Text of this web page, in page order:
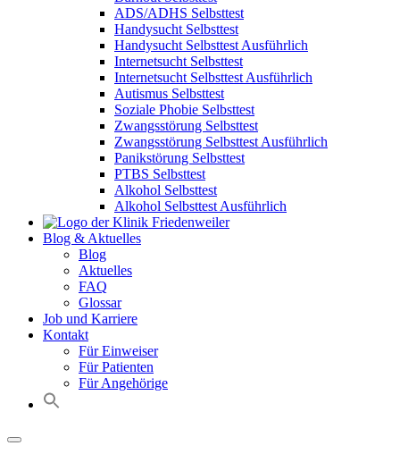
ADS/ADHS Selbsttest
Handysucht Selbsttest
Handysucht Selbsttest Ausführlich
Internetsucht Selbsttest
Internetsucht Selbsttest Ausführlich
Autismus Selbsttest
Soziale Phobie Selbsttest
Zwangsstörung Selbsttest
Zwangsstörung Selbsttest Ausführlich
Panikstörung Selbsttest
PTBS Selbsttest
Alkohol Selbsttest
Alkohol Selbsttest Ausführlich
Blog & Aktuelles
Blog
Aktuelles
FAQ
Glossar
Job und Karriere
Kontakt
Für Einweiser
Für Patienten
Für Angehörige